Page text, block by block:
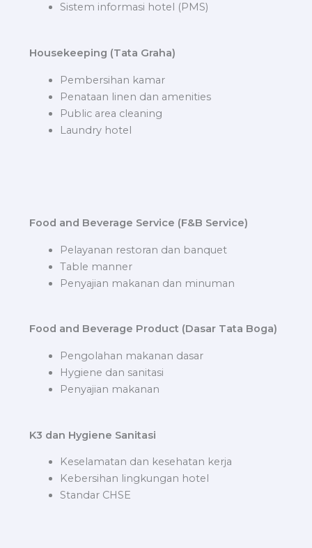
Sistem informasi hotel (PMS)
Housekeeping (Tata Graha)
Pembersihan kamar
Penataan linen dan amenities
Public area cleaning
Laundry hotel
Food and Beverage Service (F&B Service)
Pelayanan restoran dan banquet
Table manner
Penyajian makanan dan minuman
Food and Beverage Product (Dasar Tata Boga)
Pengolahan makanan dasar
Hygiene dan sanitasi
Penyajian makanan
K3 dan Hygiene Sanitasi
Keselamatan dan kesehatan kerja
Kebersihan lingkungan hotel
Standar CHSE